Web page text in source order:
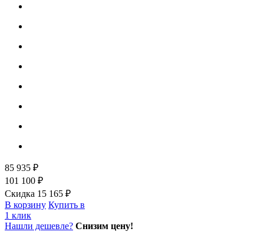
85 935 ₽
101 100 ₽
Скидка 15 165 ₽
В корзину Купить в
1 клик
Нашли дешевле? Снизим цену!